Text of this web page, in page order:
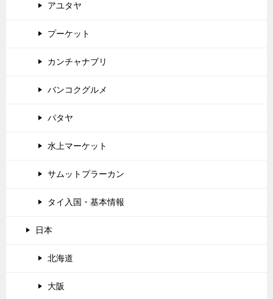
アユタヤ
プーケット
カンチャナブリ
バンコクグルメ
パタヤ
水上マーケット
サムットプラーカン
タイ入国・基本情報
日本
北海道
大阪